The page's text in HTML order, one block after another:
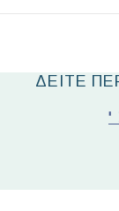
ΔΕΙΤΕ
'